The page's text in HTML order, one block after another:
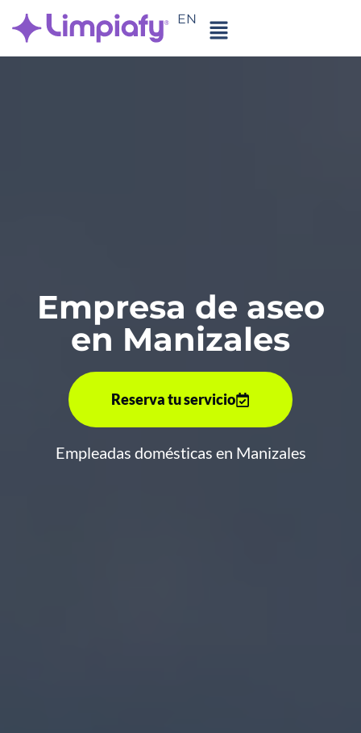
EN
Empresa de aseo
en Manizales
Reserva tu servicio
Empleadas domésticas en Manizales